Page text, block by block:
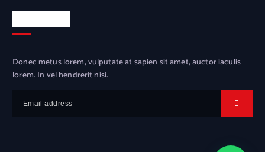
Donec metus lorem, vulputate at sapien sit amet, auctor iaculis
lorem. In vel hendrerit nisi.